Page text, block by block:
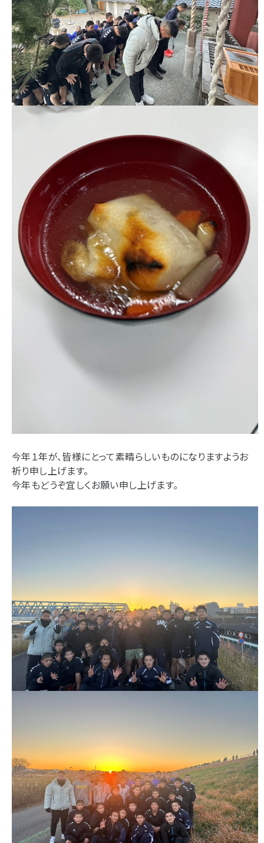
今年１年が、皆様にとって素晴らしいものになりますようお
祈り申し上げます。
今年もどうぞ宜しくお願い申し上げます。